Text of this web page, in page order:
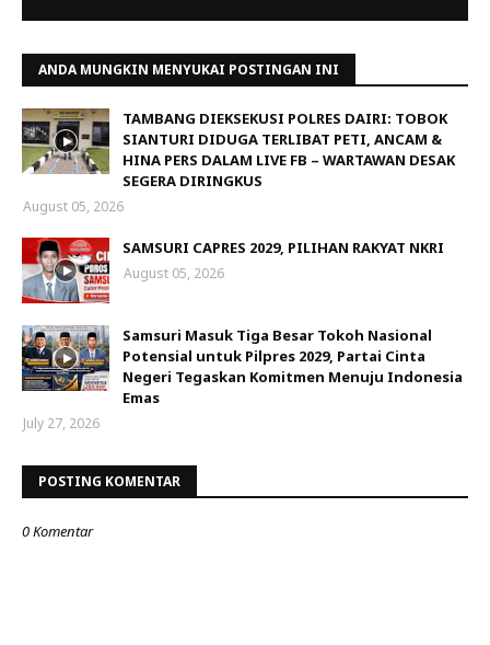
ANDA MUNGKIN MENYUKAI POSTINGAN INI
TAMBANG DIEKSEKUSI POLRES DAIRI: TOBOK
SIANTURI DIDUGA TERLIBAT PETI, ANCAM &
HINA PERS DALAM LIVE FB – WARTAWAN DESAK
SEGERA DIRINGKUS
August 05, 2026
SAMSURI CAPRES 2029, PILIHAN RAKYAT NKRI
August 05, 2026
Samsuri Masuk Tiga Besar Tokoh Nasional
Potensial untuk Pilpres 2029, Partai Cinta
Negeri Tegaskan Komitmen Menuju Indonesia
Emas
July 27, 2026
POSTING KOMENTAR
0 Komentar